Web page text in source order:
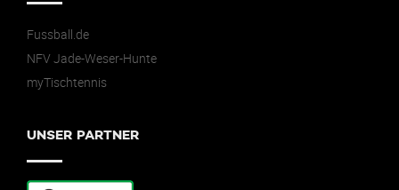
Fussball.de
NFV Jade-Weser-Hunte
myTischtennis
UNSER PARTNER